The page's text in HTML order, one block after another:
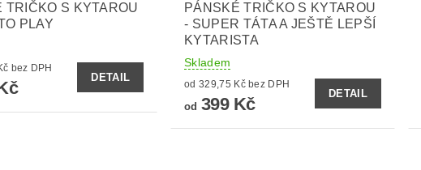
TRIČKO S KYTAROU
PLAY
od 329,75 Kč bez DPH
DETAIL
PÁNSKÉ TRIČKO S KYTAROU
- SUPER TÁTA A JEŠTĚ LEPŠÍ
KYTARISTA
Skladem
od 329,75 Kč bez DPH
od 399 Kč
DETAIL